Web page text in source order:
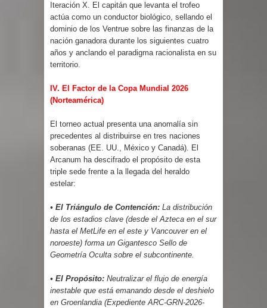
Iteración X. El capitán que levanta el trofeo
actúa como un conductor biológico, sellando el
dominio de los Ventrue sobre las finanzas de la
nación ganadora durante los siguientes cuatro
años y anclando el paradigma racionalista en su
territorio.
IV. El Factor de la Copa Mundial 2026
(Norteamérica)
El torneo actual presenta una anomalía sin
precedentes al distribuirse en tres naciones
soberanas (EE. UU., México y Canadá). El
Arcanum ha descifrado el propósito de esta
triple sede frente a la llegada del heraldo
estelar:
• El Triángulo de Contención: La distribución
de los estadios clave (desde el Azteca en el sur
hasta el MetLife en el este y Vancouver en el
noroeste) forma un Gigantesco Sello de
Geometría Oculta sobre el subcontinente.
• El Propósito: Neutralizar el flujo de energía
inestable que está emanando desde el deshielo
en Groenlandia (Expediente ARC-GRN-2026-